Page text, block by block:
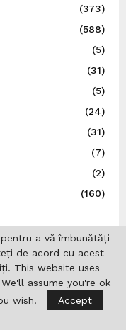
(373)
(588)
(5)
(31)
(5)
(24)
(31)
(7)
(2)
(160)
(1)
(9)
(11)
a vă îmbunătăți
de acord cu acest
This website uses
assume you're ok
wish.
Accept